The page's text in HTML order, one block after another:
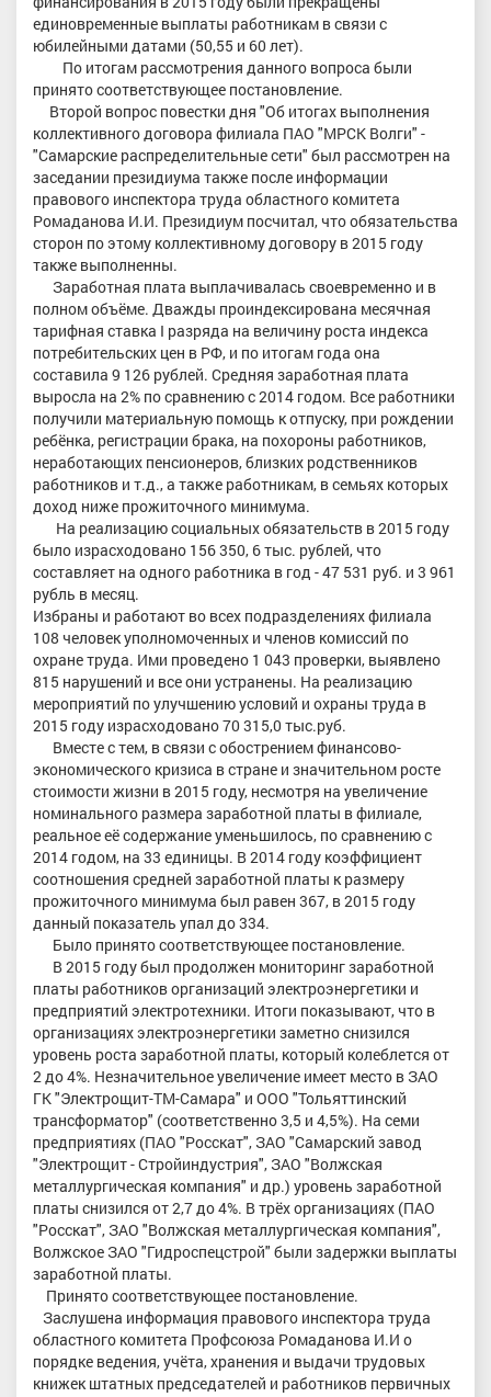
единовременные выплаты работникам в связи с
юбилейными датами (50,55 и 60 лет).
По итогам рассмотрения данного вопроса были
принято соответствующее постановление.
Второй вопрос повестки дня "Об итогах выполнения
коллективного договора филиала ПАО "МРСК Волги" -
"Самарские распределительные сети" был рассмотрен на
заседании президиума также после информации
правового инспектора труда областного комитета
Ромаданова И.И. Президиум посчитал, что обязательства
сторон по этому коллективному договору в 2015 году
также выполненны.
Заработная плата выплачивалась своевременно и в
полном объёме. Дважды проиндексирована месячная
тарифная ставка I разряда на величину роста индекса
потребительских цен в РФ, и по итогам года она
составила 9 126 рублей. Средняя заработная плата
выросла на 2% по сравнению с 2014 годом. Все работники
получили материальную помощь к отпуску, при рождении
ребёнка, регистрации брака, на похороны работников,
неработающих пенсионеров, близких родственников
работников и т.д., а также работникам, в семьях которых
доход ниже прожиточного минимума.
На реализацию социальных обязательств в 2015 году
было израсходовано 156 350, 6 тыс. рублей, что
составляет на одного работника в год - 47 531 руб. и 3 961
рубль в месяц.
Избраны и работают во всех подразделениях филиала
108 человек уполномоченных и членов комиссий по
охране труда. Ими проведено 1 043 проверки, выявлено
815 нарушений и все они устранены. На реализацию
мероприятий по улучшению условий и охраны труда в
2015 году израсходовано 70 315,0 тыс.руб.
Вместе с тем, в связи с обострением финансово-
экономического кризиса в стране и значительном росте
стоимости жизни в 2015 году, несмотря на увеличение
номинального размера заработной платы в филиале,
реальное её содержание уменьшилось, по сравнению с
2014 годом, на 33 единицы. В 2014 году коэффициент
соотношения средней заработной платы к размеру
прожиточного минимума был равен 367, в 2015 году
данный показатель упал до 334.
Было принято соответствующее постановление.
В 2015 году был продолжен мониторинг заработной
платы работников организаций электроэнергетики и
предприятий электротехники. Итоги показывают, что в
организациях электроэнергетики заметно снизился
уровень роста заработной платы, который колеблется от
2 до 4%. Незначительное увеличение имеет место в ЗАО
ГК "Электрощит-ТМ-Самара" и ООО "Тольяттинский
трансформатор" (соответственно 3,5 и 4,5%). На семи
предприятиях (ПАО "Росскат", ЗАО "Самарский завод
"Электрощит - Стройиндустрия", ЗАО "Волжская
металлургическая компания" и др.) уровень заработной
платы снизился от 2,7 до 4%. В трёх организациях (ПАО
"Росскат", ЗАО "Волжская металлургическая компания",
Волжское ЗАО "Гидроспецстрой" были задержки выплаты
заработной платы.
Принято соответствующее постановление.
Заслушена информация правового инспектора труда
областного комитета Профсоюза Ромаданова И.И о
порядке ведения, учёта, хранения и выдачи трудовых
книжек штатных председателей и работников первичных